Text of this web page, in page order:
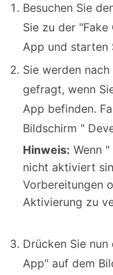
Besuchen Sie
Sie zu der "Fake
App und starten
Sie werden nach
gefragt, wenn
App befinden.
Bildschirm "
Hinweis: Wenn
nicht aktiviert
Vorbereitungen
Aktivierung zu
Drücken Sie
App" auf dem